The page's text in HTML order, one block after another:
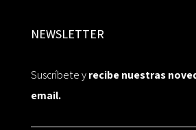
NEWSLETTER
Suscríbete yrecibe nuestras
email.